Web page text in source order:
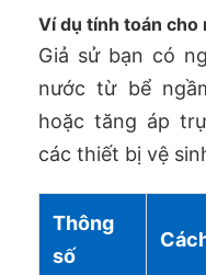
Ví dụ tính toán cho
Giả sử bạn có
nước từ bể
hoặc tăng áp
các thiết bị vệ
Thông
số